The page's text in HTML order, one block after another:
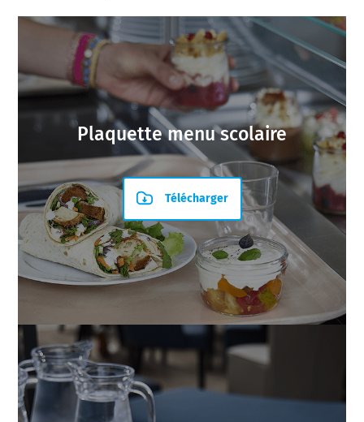
Plaquette menu scolaire
Télécharger